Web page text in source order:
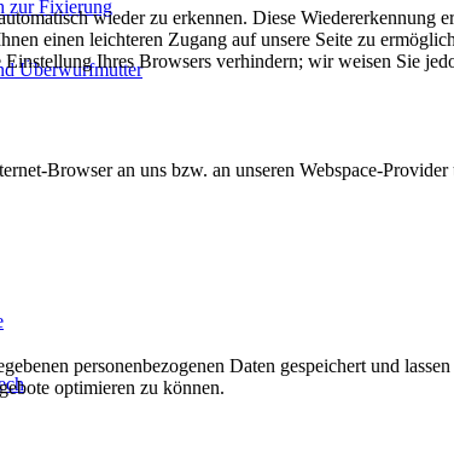
zur Fixierung
Überwurfmutter
wieder zu erkennen. Diese Wiedererkennung
einen leichteren Zugang auf unsere Seite zu
Ihres Browsers verhindern; wir weisen Sie
Browser an uns bzw. an unseren Webspace-
personenbezogenen Daten gespeichert und
optimieren zu können.